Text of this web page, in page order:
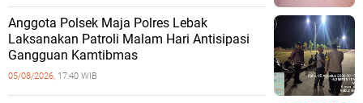
Anggota Polsek Maja Polres Lebak
Laksanakan Patroli Malam Hari Antisipasi
Gangguan Kamtibmas
05/08/2026, 17:40 WIB